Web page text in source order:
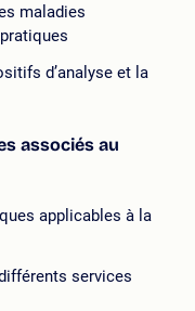
maladies
d’analyse et la
associés au
applicables à la
services